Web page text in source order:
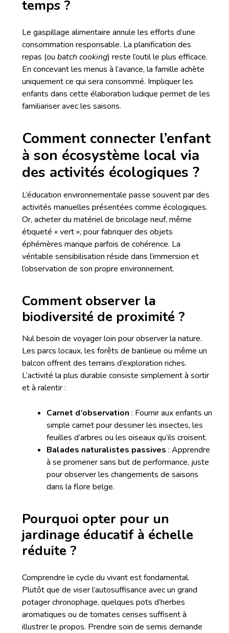
temps ?
Le gaspillage alimentaire annule les efforts d’une
consommation responsable. La planification des
repas (oubatch cooking) reste l’outil le plus efficace.
En concevant les menus à l’avance, la famille achète
uniquement ce qui sera consommé. Impliquer les
enfants dans cette élaboration ludique permet de les
familiariser avec les saisons.
Comment connecter l’enfant
à son écosystème local via
des activités écologiques ?
L’éducation environnementale passe souvent par des
activités manuelles présentées comme écologiques.
Or, acheter du matériel de bricolage neuf, même
étiqueté « vert », pour fabriquer des objets
éphémères manque parfois de cohérence. La
véritable sensibilisation réside dans l’immersion et
l’observation de son propre environnement.
Comment observer la
biodiversité de proximité ?
Nul besoin de voyager loin pour observer la nature.
Les parcs locaux, les forêts de banlieue ou même un
balcon offrent des terrains d’exploration riches.
L’activité la plus durable consiste simplement à sortir
et à ralentir :
Carnet d’observation : Fournir aux enfants un
simple carnet pour dessiner les insectes, les
feuilles d’arbres ou les oiseaux qu’ils croisent.
Balades naturalistes passives : Apprendre
à se promener sans but de performance, juste
pour observer les changements de saisons
dans la flore belge.
Pourquoi opter pour un
jardinage éducatif à échelle
réduite ?
Comprendre le cycle du vivant est fondamental.
Plutôt que de viser l’autosuffisance avec un grand
potager chronophage, quelques pots d’herbes
aromatiques ou de tomates cerises suffisent à
illustrer le propos. Prendre soin de semis demande